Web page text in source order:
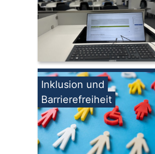
Inklusion und
Barrierefreiheit